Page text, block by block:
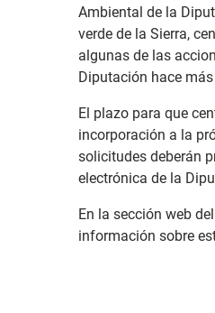
Ambiental de la
verde de la Sierra,
algunas de las
Diputación hace
El plazo para que
incorporación a la
solicitudes deberán
electrónica de la
En la sección web
información sobre